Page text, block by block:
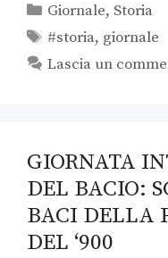
Giornale, Storia
#storia, giornale
Lascia un
GIORNATA
DEL BACIO:
BACI DELLA
DEL ‘900